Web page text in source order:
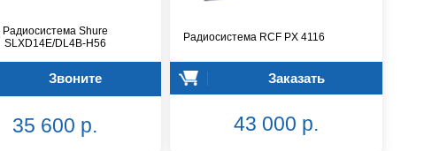
Радиосистема Shure
SLXD14E/DL4B-H56
Звоните
35 600 р.
Радиосистема RCF PX 4116
Заказать
43 000 р.